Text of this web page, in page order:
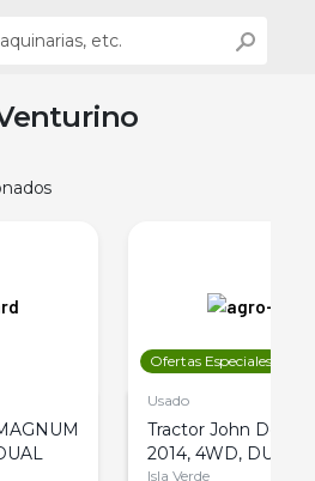
Ofertas Especiales
Usado
Tractor John Deere
2014, 4WD, DUAL
Isla Verde